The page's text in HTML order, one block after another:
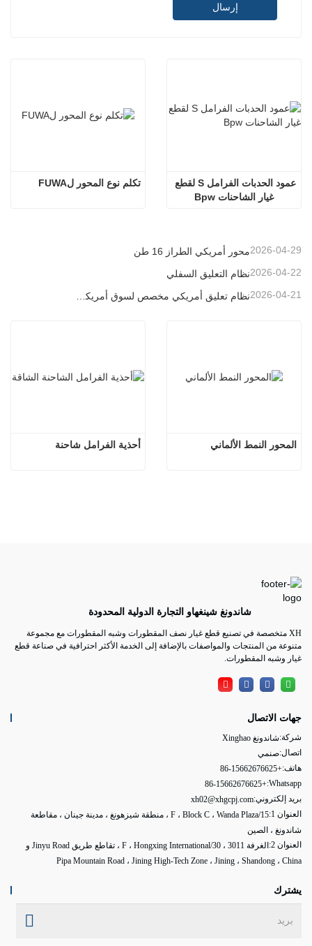
إرسال
تكلم نوع المحور لFUWA
غيار الشاحنات Bpw
محور أمريكي الطراز 16 طن2026-04-29
نظام التعليق السفلي2026-04-22
نظام تعليق أمريكي مخصص لسوق أمريكا الجنوبية 2026-04-21
أحذية الفرامل شاحنة المحور النمط الألماني
شاندونغ شينغهاو التجارة الدولية المحدودة
XH متخصصة في تصنيع قطع غيار نصف المقطورات وشبه المقطورات مع مجموعة
متنوعة من المنتجات والمواصفات بالإضافة إلى الخدمة الأكثر احترافية في صناعة قطع
غيار وشبه المقطورات.
جهات الاتصال
شركة:شاندونغ Xinghao
اتصال:صنمي
هاتف:+86-15662676625
Whatsapp:
+86-15662676625
بريد إلكتروني:xh02@xhgcpj.com
العنوان 1:
15/F ، Block C ، Wanda Plaza ، منطقة شيزهونغ ، مدينة جينان ، مقاطعة
شاندونغ ، الصين
العنوان 2:
الغرفة 3011 ، 30/F ، Hongxing International ، تقاطع طريق Jinyu Road و
Pipa Mountain Road ، Jining High-Tech Zone ، Jining ، Shandong ، China
يشترك